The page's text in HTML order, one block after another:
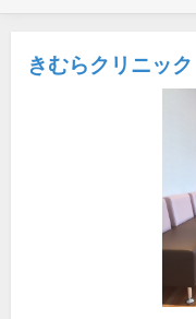
きむらクリニック